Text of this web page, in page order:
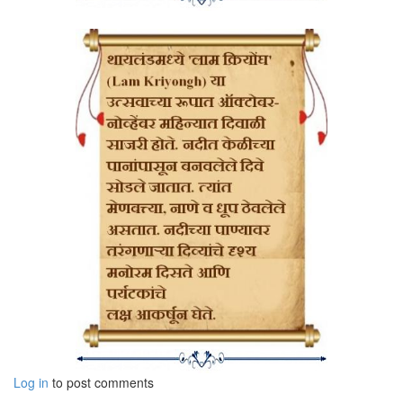
त्यावेळी नववीत होती. ती मला सतत म्हणायची, "ममा, तू तुझं सगळं आयुष्य इतरांचं
करण्यात, घराची काळजी घेण्यात घालवलंस. करिअर सोडून घरी राहिलीस. आतातरी तू
तुझं जग निर्माण कर. मी, बाबा आपापल्या व्यापात असतो. किती दिवस तू घरात अडकून
पडणार आहेस?" माझ्या तेरा-चौदा वर्षांच्या मुलीचं बोलणं मला विचारात पाडणारं होतं. मी
आनंदला म्हटलं, आता एखाद्या कॉलेजात इंग्रजी शिकवावं म्हणते. उमाच्या जन्माआधीही
मी शिक्षणक्षेत्रातच होते. माझा नोकरीचा विचार अगदी पक्का झाला, आणि अंधशाळेच्या
त्या भेटीनं सारंच बदलून टाकलं.
त्या दिवशी अंधशाळेतून बाहेर पडल्यावर मी आनंदला म्हटलं, "मी कॉलेजची नोकरी
स्वीकारत नाही. त्यापेक्षा मी या शाळेतल्या मुलांसाठी काही करू का?" आनंदला या
मुलांबद्दल प्रचंड आस्था होती. त्याला अंधशाळेसाठी खूप काही करावंसं वाटे, पण त्याच्या
व्यवसायामुळे त्याला त्यासाठी वेळ देणं शक्य नव्हतं. मी हे काम करणार म्हटल्यावर तो
खूशच झाला. त्याला जे करायचं होतं, ते आता मी करणार होते. 'निवांत'च्या कामात त्यानं
अनेकदा माझ्यापेक्षाही झोकून देऊन काम केलं, त्या मागची पार्श्वभूमी ही आहे. आनंदचा
आणि माझा अलिखित करारच झाला - त्यानं पैसे कमवायचे आणि मी ते सर्व ब्रेल पुस्तकं
तयार करण्यासाठी, अंध मुलांना सोयी पुरवण्यासाठी, त्यांच्यासाठी पांढर्‍या काठ्या, ब्रेल
स्लेट्‌स्‌ घेण्यासाठी खर्च करायचे.
पण 'निवांत' सुरू करण्याआधी तुम्ही एका अंधशाळेत 'रीडर' म्हणून जात होतात ना?
हो, मी एका अंधशाळेत तीन वर्षं इंग्रजी शिकवायला जात होते. अंधशाळांची व्यवस्था
नक्की कशी असते, तिथलं कामकाज कसं चालतं, मुलांच्या खर्‍या गरजा कुठला, या
Log in to post comments